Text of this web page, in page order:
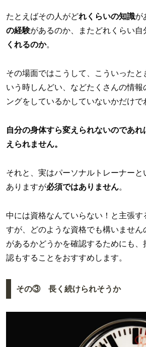
たとえばその人がどれくらいの知識が
の経験があるのか、またどれくらい自
くれるのか。
その場面ではこうして、こういったと
いう時しんどい、などたくさんの情報
ングをしているかしていないかだけで
自分の身体すら変えられないのであ
えられません。
それと、実はパーソナルトレーナーと
ありますが必須ではありません。
中には資格なんていらない！と主張す
すが、どのような資格でも構いません
があるかどうかを確認するためにも、
認もすることをおすすめします。
その③ 長く続けられそうか